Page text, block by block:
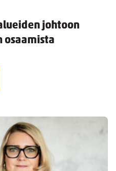
johtoon
osaamista